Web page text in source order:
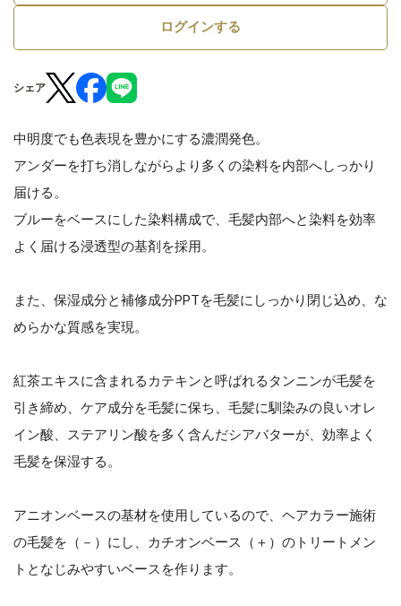
ログインする
シェア
中明度でも色表現を豊かにする濃潤発色。
アンダーを打ち消しながらより多くの染料を内部へしっかり
届ける。
ブルーをベースにした染料構成で、毛髪内部へと染料を効率
よく届ける浸透型の基剤を採用。
また、保湿成分と補修成分PPTを毛髪にしっかり閉じ込め、な
めらかな質感を実現。
紅茶エキスに含まれるカテキンと呼ばれるタンニンが毛髪を
引き締め、ケア成分を毛髪に保ち、毛髪に馴染みの良いオレ
イン酸、ステアリン酸を多く含んだシアバターが、効率よく
毛髪を保湿する。
アニオンベースの基材を使用しているので、ヘアカラー施術
の毛髪を（－）にし、カチオンベース（＋）のトリートメン
トとなじみやすいベースを作ります。